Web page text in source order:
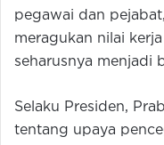
pegawai dan
meragukan nilai
seharusnya menjadi
Selaku Presiden,
tentang upaya